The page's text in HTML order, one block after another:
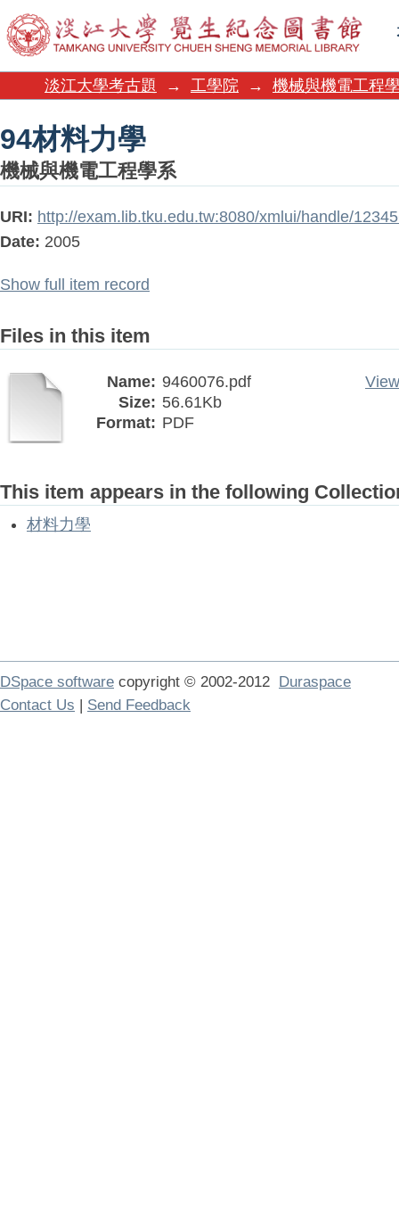
94材料力學
淡江大學考古題 → 工學院 → 機械與機電工程
94材料力學
機械與機電工程學系
URI: http://exam.lib.tku.edu.tw:8080/xmlui/handle/
Date: 2005
Show full item record
Files in this item
Name: 9460076.pdf
Size: 56.61Kb
Format: PDF
This item appears in the following
材料力學
DSpace software copyright © 2002-2012 Duraspace
Contact Us | Send Feedback